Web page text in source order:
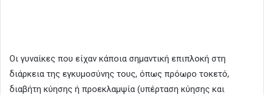
Οι γυναίκες που είχαν κάποια σημαντική επιπλοκή στη
διάρκεια της εγκυμοσύνης τους, όπως πρόωρο τοκετό,
διαβήτη κύησης ή προεκλαμψία (υπέρταση κύησης και